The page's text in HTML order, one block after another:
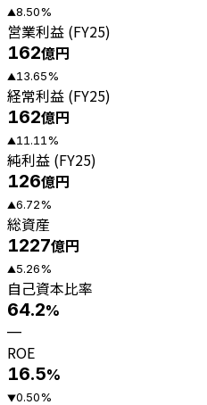
▲8.50%
営業利益 (FY25)
162億円
▲13.65%
経常利益 (FY25)
162億円
▲11.11 %
純利益 (FY25)
126億円
▲6.72%
総資産
1227億円
▲5.26%
自己資本比率
64.2%
—
ROE
16.5%
▼0.50%